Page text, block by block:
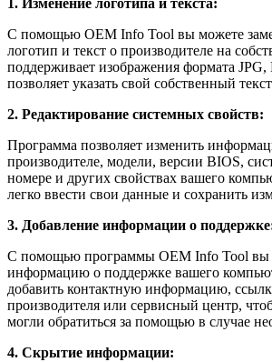
1. Изменение логотипа и текста:
С помощью OEM Info Tool вы можете
логотип и текст о производителе на
поддерживает изображения формата
позволяет указать свой собственный
2. Редактирование системных свойств:
Программа позволяет изменить
производителе, модели, версии BIOS,
номере и других свойствах вашего
легко ввести свои данные и сохранить
3. Добавление информации о
С помощью программы OEM Info Tool вы
информацию о поддержке вашего
добавить контактную информацию,
производителя или сервисный центр,
могли обратиться за помощью в случае
4. Скрытие информации: